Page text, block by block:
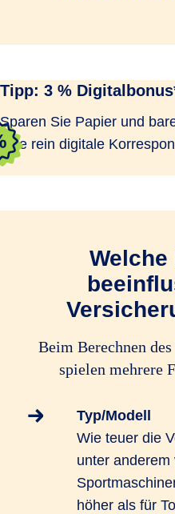
Tipp: 3 %
Sparen Sie Papier und
eine rein digitale
Welche
Beim Berechnen
spielen mehrere
Typ/Modell
Wie teuer die
unter
höher als für